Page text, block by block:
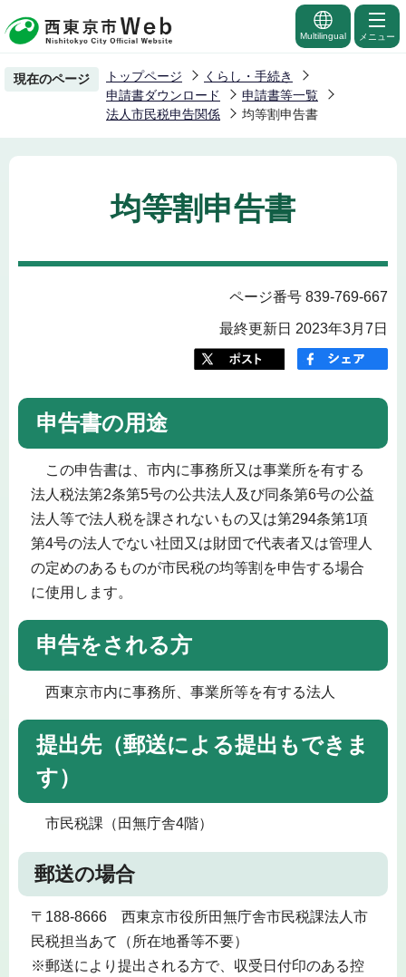
の
ー
の
先
Multilingual メニュー
現在のページ トップページ
くらし・手続き
申請書ダウンロード
申請書等一覧
法人市民税申告関係
均等割申告書
均等割申告書
ページ番号 839-769-667
最終更新日 2023年3月7日
申告書の用途
この申告書は、市内に事務所又は事業所を有する
法人税法第2条第5号の公共法人及び同条第6号の公益
法人等で法人税を課されないもの又は第294条第1項
第4号の法人でない社団又は財団で代表者又は管理人
の定めのあるものが市民税の均等割を申告する場合
に使用します。
申告をされる方
西東京市内に事務所、事業所等を有する法人
提出先（郵送による提出もできま
す）
市民税課（田無庁舎4階）
郵送の場合
〒188-8666 西東京市役所田無庁舎市民税課法人市
民税担当あて（所在地番等不要）
※郵送により提出される方で、収受日付印のある控